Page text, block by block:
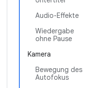
Audio-Effekte
Wiedergabe
ohne Pause
Kamera
Bewegung des
Autofokus